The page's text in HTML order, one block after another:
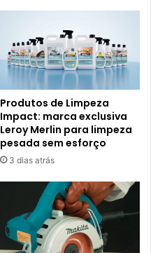
Produtos de Limpeza
Impact: marca exclusiva
Leroy Merlin para limpeza
pesada sem esforço
3 dias atrás